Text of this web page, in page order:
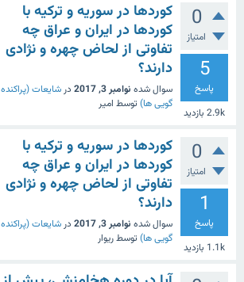
0
امتیاز
5
پاسخ
2.9k بازدید
کوردها در سوریه و ترکیه با
کوردها در ایران و عراق چه
تفاوتی از لحاض چهره و نژادی
دارند؟
سوال شده نوامبر 3, 2017 در شایعات (پراکنده
گویی ها) توسط امیر
0
امتیاز
1
پاسخ
1.1k بازدید
کوردها در سوریه و ترکیه با
کوردها در ایران و عراق چه
تفاوتی از لحاض چهره و نژادی
دارند؟
سوال شده نوامبر 3, 2017 در شایعات (پراکنده
گویی ها) توسطریوار